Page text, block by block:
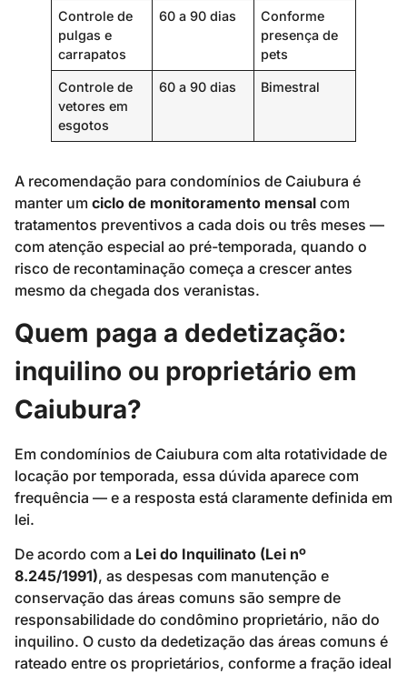
Controle de
pulgas e
carrapatos
60 a 90 dias
Conforme
presença de
pets
Controle de
vetores em
esgotos
60 a 90 dias Bimestral
A recomendação para condomínios de Caiubura é
manter um ciclo de monitoramento mensal com
tratamentos preventivos a cada dois ou três meses —
com atenção especial ao pré-temporada, quando o
risco de recontaminação começa a crescer antes
mesmo da chegada dos veranistas.
Quem paga a dedetização:
inquilino ou proprietário em
Caiubura?
Em condomínios de Caiubura com alta rotatividade de
locação por temporada, essa dúvida aparece com
frequência — e a resposta está claramente definida em
lei.
De acordo com a Lei do Inquilinato (Lei nº
8.245/1991), as despesas com manutenção e
conservação das áreas comuns são sempre de
responsabilidade do condômino proprietário, não do
inquilino. O custo da dedetização das áreas comuns é
rateado entre os proprietários, conforme a fração ideal